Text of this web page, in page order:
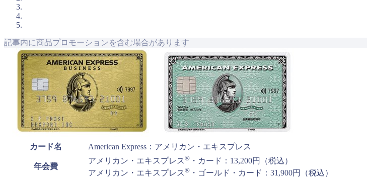
記事内に商品プロモーションを含む場合があります
カード名 American Express：アメリカン・エキスプレス
年会費
アメリカン・エキスプレス® ・カード：13,200円（税込）
アメリカン・エキスプレス® ・ゴールド・カード：31,900円（税込）